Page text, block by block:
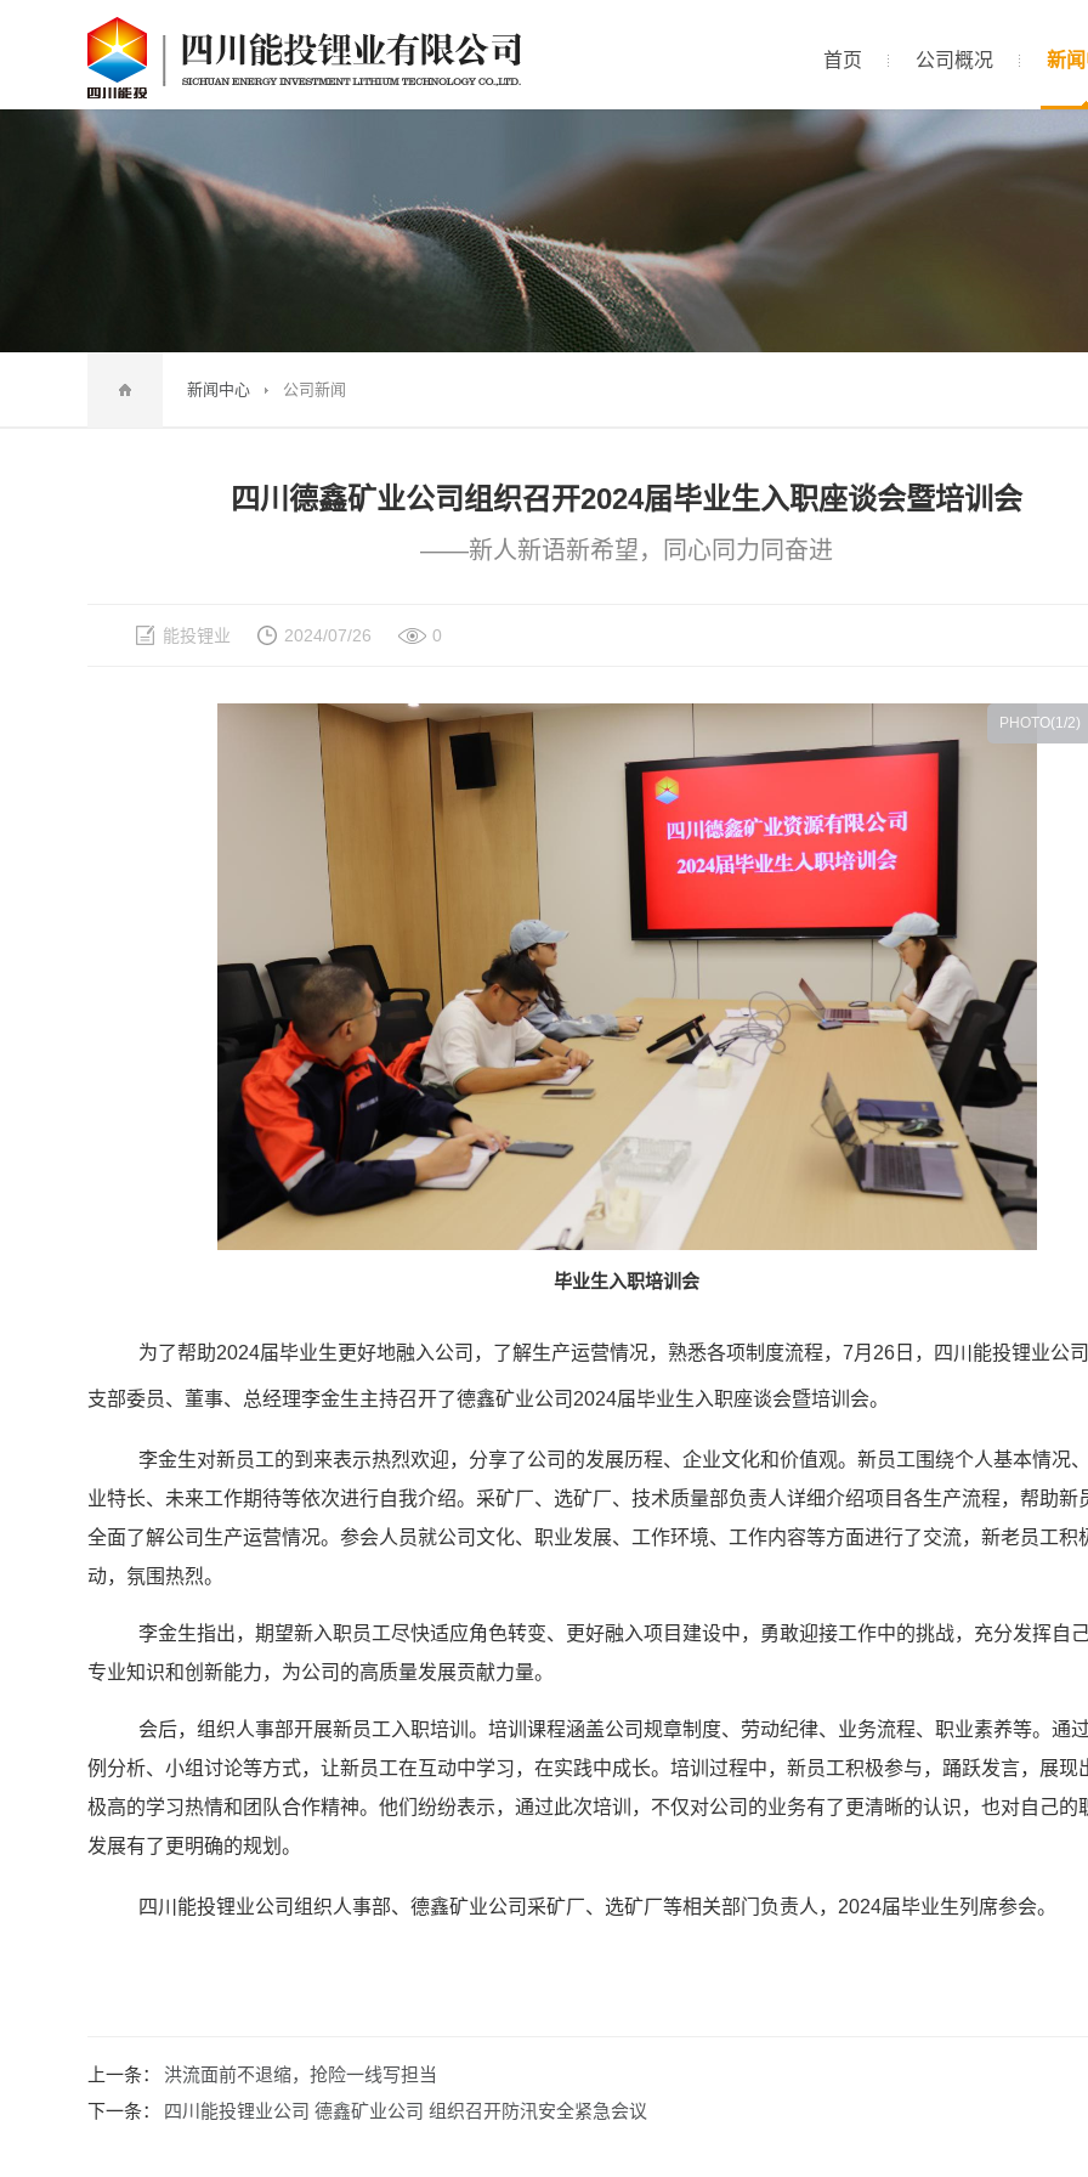
首页 公司概况 新
新闻中心 公司新闻
四川德鑫矿业公司组织召开2024届毕业生入职座谈会暨培训会
——新人新语新希望，同心同力同奋进
能投锂业 2024/07/26 0
毕业生入职培训会
PHOTO(1/2)
为了帮助2024届毕业生更好地融入公司，了解生产运营情况，熟悉各项制度流程，7月26日， 四川能投锂业公
支部委员、董事、总经理李金生主持召开了德鑫矿业公司 2024届毕业生入职座谈会暨培训会。
李金生对新员工的到来表示热烈欢迎，分享了公司的发展历程、企业文化和价值观。新员工围绕个人基本情况
业特长、未来工作期待等依次进行自我介绍。采矿厂、选矿厂、技术质量部负责人详细介绍项目各生产流程，帮助新
全面了解公司生产运营情况。参会人员就公司文化、职业发展、工作环境、工作内容等方面进行了交流，新老员工积
动，氛围热烈。
李金生指出，期望新入职员工尽快适应角色转变、更好融入项目建设中，勇敢迎接工作中的挑战，充分发挥自
专业知识和创新能力，为公司的高质量发展贡献力量。
会后，组织人事部开展新员工入职培训。培训课程涵盖公司规章制度、劳动纪律、业务流程、职业素养等。通
例分析、小组讨论等方式，让新员工在互动中学习，在实践中成长。培训过程中，新员工积极参与，踊跃发言，展现
极高的学习热情和团队合作精神。他们纷纷表示，通过此次培训，不仅对公司的业务有了更清晰的认识，也对自己的
发展有了更明确的规划。
四川能投锂业公司组织人事部、德鑫矿业公司采矿厂、选矿厂等相关部门负责人， 2024届毕业生列席参会。
上一条：
洪流面前不退缩，抢险一线写担当
下一条：
四川能投锂业公司 德鑫矿业公司 组织召开防汛安全紧急会议